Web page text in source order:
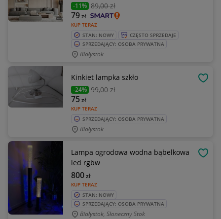
-11% 89,00 zł
KUP TERAZ
79zł
STAN: NOWY
CZĘSTO SPRZEDAJE
SPRZEDAJĄCY: OSOBA PRYWATNA
Białystok
Kinkiet lampka szkło
-24% 99,00 zł
KUP TERAZ
75zł
SPRZEDAJĄCY: OSOBA PRYWATNA
Białystok
Lampa ogrodowa wodna bąbelkowa
led rgbw
KUP TERAZ
800zł
STAN: NOWY
SPRZEDAJĄCY: OSOBA PRYWATNA
Białystok, Słoneczny Stok